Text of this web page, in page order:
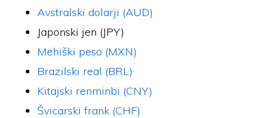
Avstralski dolarji (AUD)
Japonski jen (JPY)
Mehiški peso (MXN)
Brazilski real (BRL)
Kitajski renminbi (CNY)
Švicarski frank (CHF)